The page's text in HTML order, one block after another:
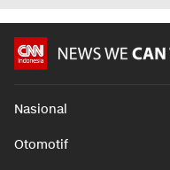
Nasional
Otomotif